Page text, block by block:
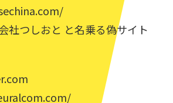
社つしおと と名乗る偽サイト